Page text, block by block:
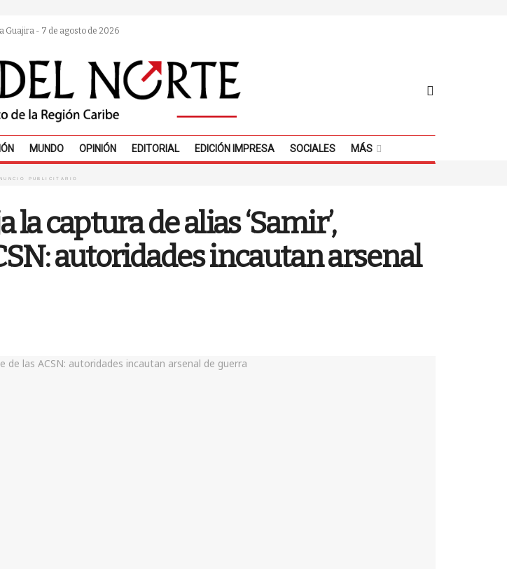
Guajira - 7 de agosto de 2026
MUNDO OPINIÓN EDITORIAL EDICIÓN IMPRESA SOCIALES MÁS
PUBLICITARIO
captura de alias ‘Samir’,
autoridades incautan arsenal